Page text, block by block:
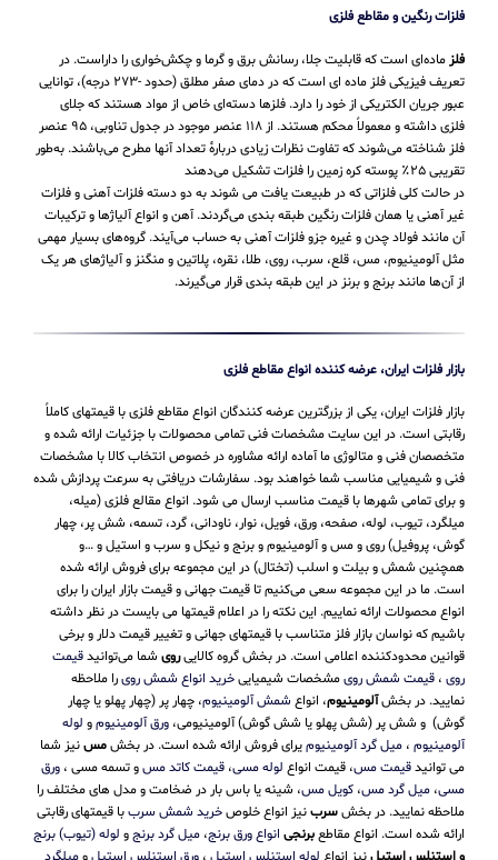
فلزات رنگین و مقاطع فلزی
فلز ماده‌ای است که قابلیت جلا، رسانش برق و گرما و چکش‌خواری را داراست. در
تعریف فیزیکی فلز ماده ای است که در دمای صفر مطلق (حدود -۲۷۳ درجه)، توانایی
عبور جریان الکتریکی از خود را دارد. فلزها دسته‌ای خاص از مواد هستند که جلای
فلزی داشته و معمولاً محکم هستند. از ۱۱۸ عنصر موجود در جدول تناوبی، ۹۵ عنصر
فلز شناخته می‌شوند که تفاوت نظرات زیادی دربارهٔ تعداد آنها مطرح می‌باشند. به‌طور
تقریبی ۲۵٪ پوسته کره زمین را فلزات تشکیل می‌دهند
در حالت کلی فلزاتی که در طبیعت یافت می شوند به دو دسته فلزات آهنی و فلزات
غیر آهنی یا همان فلزات رنگین طبقه بندی می‌گردند. آهن و انواع آلیاژها و ترکیبات
آن مانند فولاد چدن و غیره جزو فلزات آهنی به حساب می‌‌آیند. گروه‌های بسیار مهمی
مثل آلومینیوم، مس، قلع، سرب، روی، طلا، نقره، پلاتین و منگنز و آلیاژهای هر یک
از آن‌ها مانند برنج و برنز در این طبقه‌ بندی قرار می‌‌گیرند.
بازار فلزات ایران، عرضه کننده انواع مقاطع فلزی
بازار فلزات ایران، یکی از بزرگترین عرضه کنندگان انواع مقاطع فلزی با قیمتهای کاملاً
رقابتی است. در این سایت مشخصات فنی تمامی محصولات با جزئیات ارائه شده و
متخصصان فنی و متالوژی ما آماده ارائه مشاوره در خصوص انتخاب کالا با مشخصات
فنی و شیمیایی مناسب شما خواهند بود. سفارشات دریافتی به سرعت پردازش شده
و برای تمامی شهرها با قیمت مناسب ارسال می شود. انواع مقالع فلزی (میله،
میلگرد، تیوب، لوله، صفحه، ورق، فویل، نوار، ناودانی، گرد، تسمه، شش پر، چهار
گوش، پروفیل) روی و مس و آلومینیوم و برنج و نیکل و سرب و استیل و …و
همچنین شمش و بیلت و اسلب (تختال) در این مجموعه برای فروش ارائه شده
است. ما در این مجموعه سعی می‌کنیم تا قیمت جهانی و قیمت بازار ایران را برای
انواع محصولات ارائه نماییم. این نکته را در اعلام قیمتها می بایست در نظر داشته
باشیم که نواسان بازار فلز متناسب با قیمتهای جهانی و تغییر قیمت دلار و برخی
قوانین محدودکننده اعلامی است. در بخش گروه کالاییروی شما می‌توانیدقیمت
روی ، قیمت شمش رویمشخصات شیمیاییخرید انواع شمش رویرا ملاحظه
نمایید. در بخشآلومینیوم، انواع شمش آلومینیوم، چهار پر (چهار پهلو یا چهار
گوش) و شش پر (شش پهلو یا شش گوش) آلومینیومی، ورق آلومینیومو لوله
آلومینیوم ، میل گرد آلومینیومیرای فروش ارائه شده است. در بخشمسنیز شما
می توانیدقیمت مس، قیمت انواع لوله مسی، قیمت کاتد مسو تسمه مسی ، ورق
مسی، میل گرد مس، کویل مس، شینه یا باس بار در ضخامت و مدل های مختلف را
ملاحظه نمایید. در بخشسربنیز انواع خلوصخرید شمش سرببا قیمتهای رقابتی
ارائه شده است. انواع مقاطعبرنجی انواع ورق برنج، میل گرد برنجو لوله (تیوب) برنج